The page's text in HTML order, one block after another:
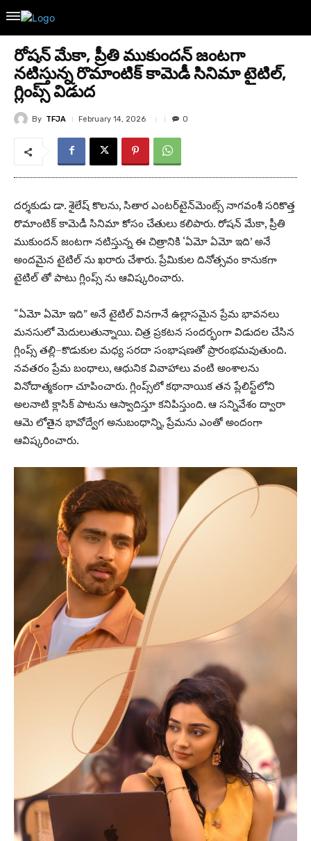
రోషన్ మేకా, ప్రీతి ముకుందన్ జంటగా
నటిస్తున్న రొమాంటిక్ కామెడీ సినిమా టైటిల్,
గ్లింప్స్ విడుద
By TFJA February 14, 2026 0
దర్శకుడు డా. శైలేష్ కొలను, సితార ఎంటర్‌టైన్‌మెంట్స్ నాగవంశీ సరికొత్త
రొమాంటిక్ కామెడీ సినిమా కోసం చేతులు కలిపారు. రోషన్ మేకా, ప్రీతి
ముకుందన్ జంటగా నటిస్తున్న ఈ చిత్రానికి ‘ఏమో ఏమో ఇది’ అనే
అందమైన టైటిల్ ను ఖరారు చేశారు. ప్రేమికుల దినోత్సవం కానుకగా
టైటిల్ తో పాటు గ్లింప్స్ ను ఆవిష్కరించారు.
“ఏమో ఏమో ఇది” అనే టైటిల్ వినగానే ఉల్లాసమైన ప్రేమ భావనలు
మనసులో మెదులుతున్నాయి. చిత్ర ప్రకటన సందర్భంగా విడుదల చేసిన
గ్లింప్స్ తల్లి–కొడుకుల మధ్య సరదా సంభాషణతో ప్రారంభమవుతుంది.
నవతరం ప్రేమ బంధాలు, ఆధునిక వివాహాలు వంటి అంశాలను
వినోదాత్మకంగా చూపించారు. గ్లింప్స్‌లో కథానాయిక తన ప్లేలిస్ట్‌లోని
అలనాటి క్లాసిక్ పాటను ఆస్వాదిస్తూ కనిపిస్తుంది. ఆ సన్నివేశం ద్వారా
ఆమె లోతైన భావోద్వేగ అనుబంధాన్ని, ప్రేమను ఎంతో అందంగా
ఆవిష్కరించారు.